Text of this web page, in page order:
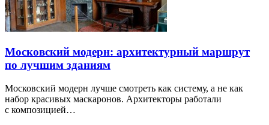
Московский модерн: архитектурный маршрут
по лучшим зданиям
Московский модерн лучше смотреть как систему, а не как
набор красивых маскаронов. Архитекторы работали
с композицией…